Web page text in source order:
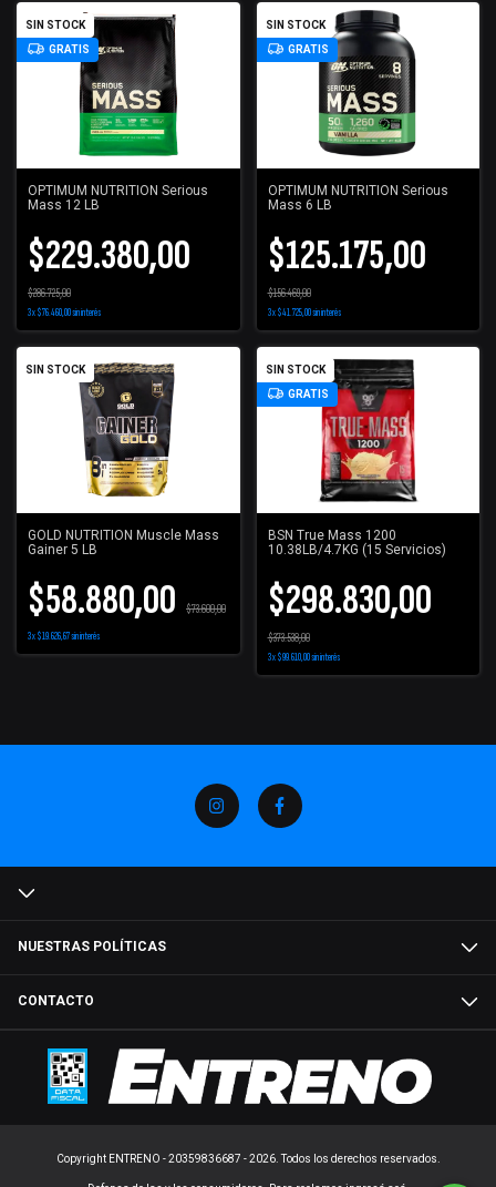
SIN STOCK
GRATIS
OPTIMUM NUTRITION Serious
Mass 12 LB
$229.380,00
$286.725,00
3x$76.460,00sin interés
SIN STOCK
GRATIS
OPTIMUM NUTRITION Serious
Mass 6 LB
$125.175,00
$156.469,00
3x$41.725,00sin interés
SIN STOCK
GOLD NUTRITION Muscle Mass
Gainer 5 LB
$58.880,00 $73.600,00
3x$19.626,67sin interés
SIN STOCK
GRATIS
BSN True Mass 1200
10.38LB/4.7KG (15 Servicios)
$298.830,00
$373.538,00
3x$99.610,00sin interés
NUESTRAS POLÍTICAS
CONTACTO
Copyright ENTRENO - 20359836687 - 2026. Todos los derechos reservados.